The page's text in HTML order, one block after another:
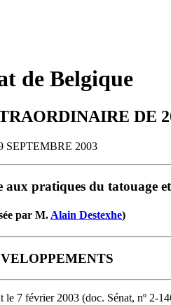
de Belgique
DE
SEPTEMBRE 2003
pratiques du tatouage
par M. Alain Destexhe)
le 7 février 2003 (doc. Sénat, nº 2-